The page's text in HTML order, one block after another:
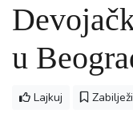
u
Lajkuj Zabilježi